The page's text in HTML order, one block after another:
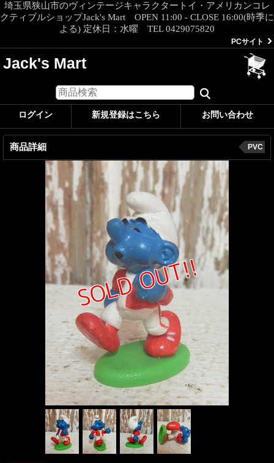
埼玉県狭山市のヴィンテージキャラクタートイ・アメリカンコレ
クティブルショップJack's Mart OPEN 11:00 - CLOSE 16:00(時季に
よる) 定休日：水曜 TEL 0429075820
PCサイト
Jack's Mart
ログイン 新規登録はこちら お問い合わせ
商品詳細 PVC